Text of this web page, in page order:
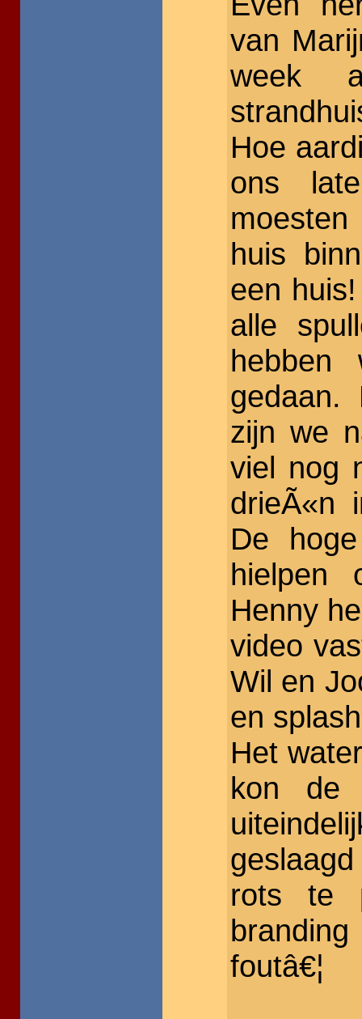
van
week
Hoe
ons
huis
een
alle
hebben
gedaan.
zijn we
viel nog
drieÃ«n
De
hielpen
Henny
video
Wil en
en
Het
kon de
rots te
foutâ€¦